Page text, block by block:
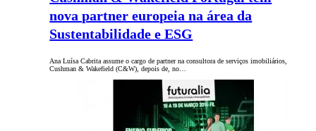
nova partner europeia na área da
Sustentabilidade e ESG
Ana Luísa Cabrita assume o cargo de partner na consultora de serviços imobiliários,
Cushman & Wakefield (C&W), depois de, no…